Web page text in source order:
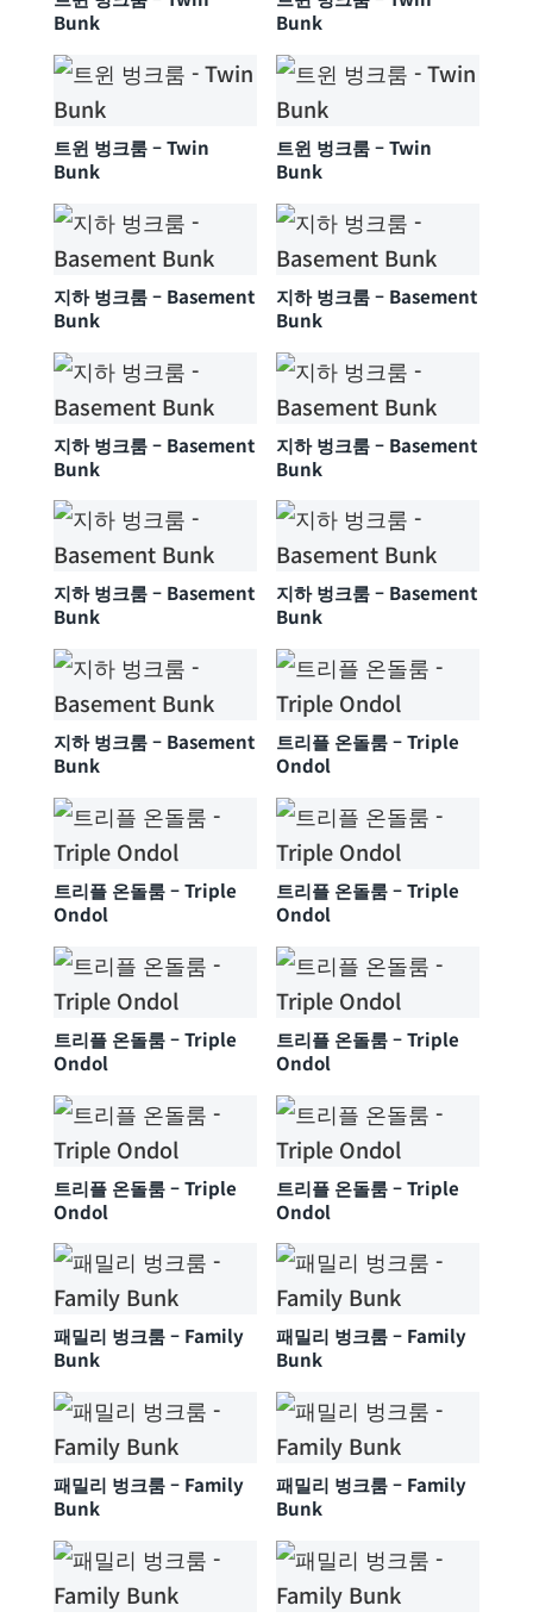
Bunk
Bunk
트윈 벙크룸 – Twin
Bunk
트윈 벙크룸 – Twin
Bunk
지하 벙크룸 – Basement
Bunk
지하 벙크룸 – Basement
Bunk
지하 벙크룸 – Basement
Bunk
지하 벙크룸 – Basement
Bunk
지하 벙크룸 – Basement
Bunk
지하 벙크룸 – Basement
Bunk
지하 벙크룸 – Basement
Bunk
트리플 온돌룸 – Triple
Ondol
트리플 온돌룸 – Triple
Ondol
트리플 온돌룸 – Triple
Ondol
트리플 온돌룸 – Triple
Ondol
트리플 온돌룸 – Triple
Ondol
트리플 온돌룸 – Triple
Ondol
트리플 온돌룸 – Triple
Ondol
패밀리 벙크룸 – Family
Bunk
패밀리 벙크룸 – Family
Bunk
패밀리 벙크룸 – Family
Bunk
패밀리 벙크룸 – Family
Bunk